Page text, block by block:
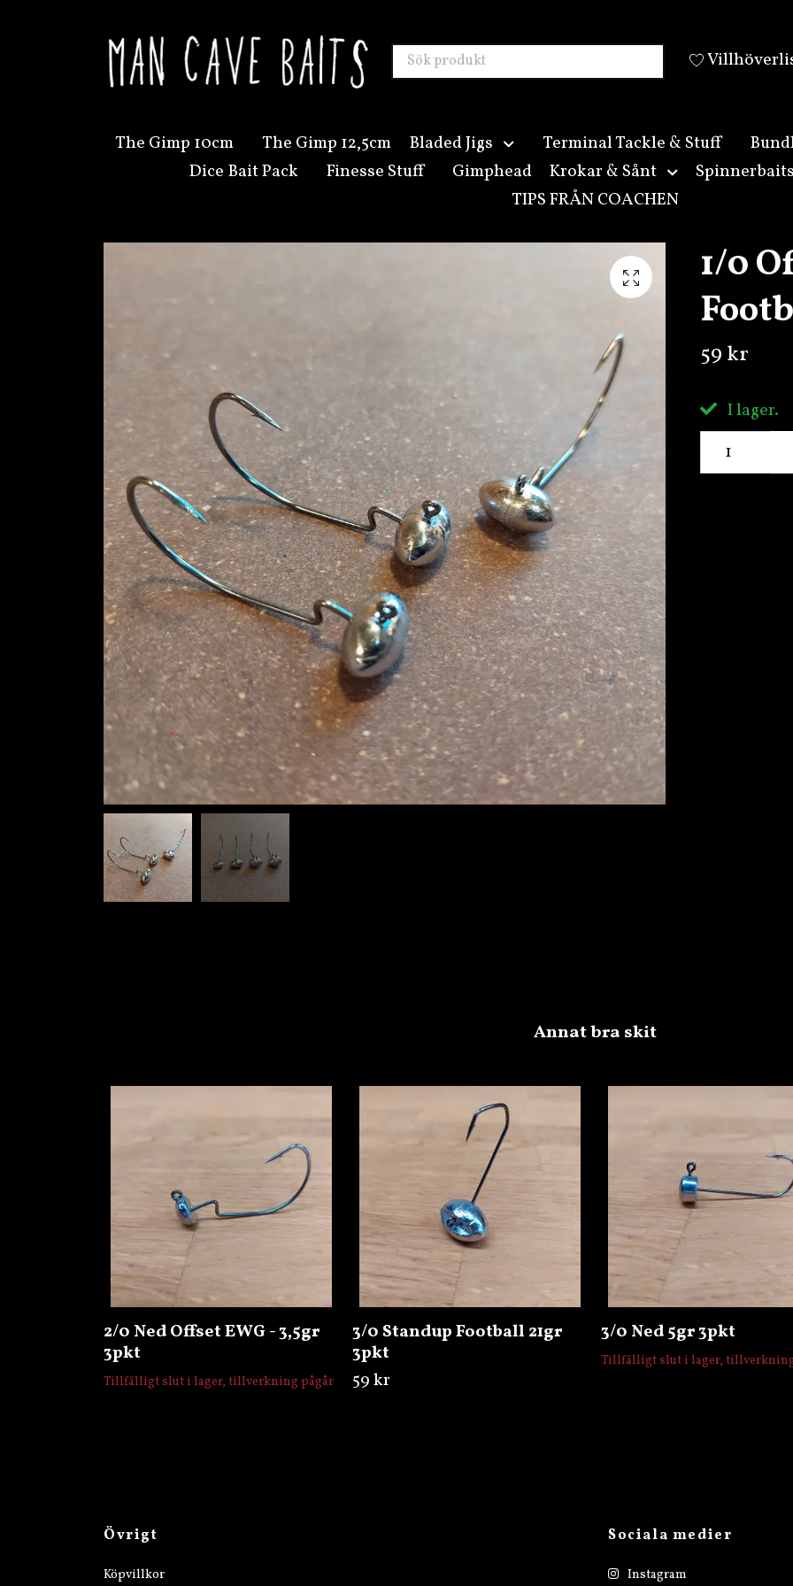
The Gimp 10cm The Gimp 12,5cm Bladed Jigs Terminal Tackle & Stuff
Dice Bait Pack
Finesse Stuff Gimphead Krokar & Sånt Spinnerbaits
TIPS FRÅN COACHEN
1/0
59 kr
I lager.
2/0 Ned Offset EWG - 3,5gr
3pkt
Tillfälligt slut i lager, tillverkning pågår
3/0 Standup Football 21gr
3pkt
59 kr
3/0 Ned 5gr 3pkt
Tillfälligt slut i lager,
Övrigt
Köpvillkor
Sociala medier
Instagram